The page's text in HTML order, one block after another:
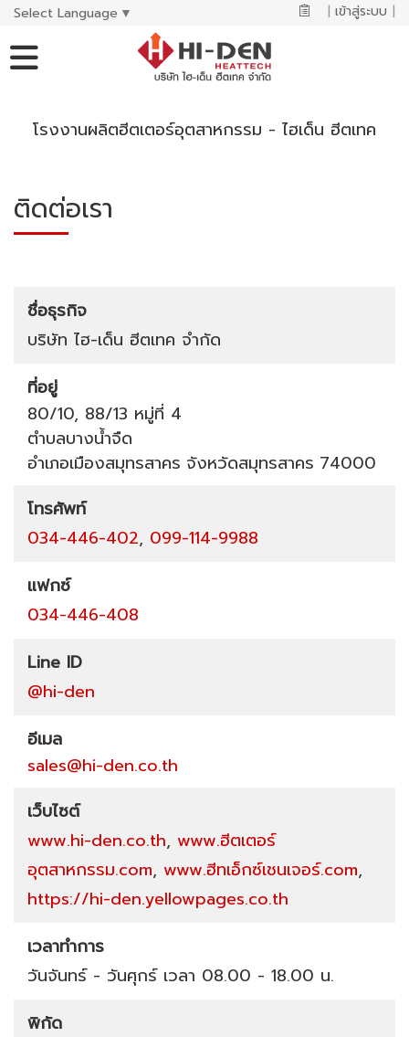
Select Language ▼ | เข้าสู่ระบบ |
โรงงานผลิตฮีตเตอร์อุตสาหกรรม - ไฮเด็น ฮีตเทค
ติดต่อเรา
ชื่อธุรกิจ
บริษัท ไฮ-เด็น ฮีตเทค จำกัด
ที่อยู่
80/10, 88/13 หมู่ที่ 4
ตำบลบางน้ำจืด
อำเภอเมืองสมุทรสาคร จังหวัดสมุทรสาคร 74000
โทรศัพท์
034-446-402, 099-114-9988
แฟกซ์
034-446-408
Line ID
@hi-den
อีเมล
sales@hi-den.co.th
เว็บไซต์
www.hi-den.co.th, www.ฮีตเตอร์
อุตสาหกรรม.com, www.ฮีทเอ็กซ์เชนเจอร์.com,
https://hi-den.yellowpages.co.th
เวลาทำการ
วันจันทร์ - วันศุกร์ เวลา 08.00 - 18.00 น.
พิกัด